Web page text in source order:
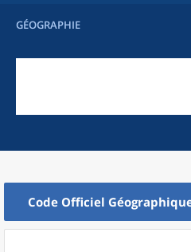
GÉOGRAPHIE
Code Officiel